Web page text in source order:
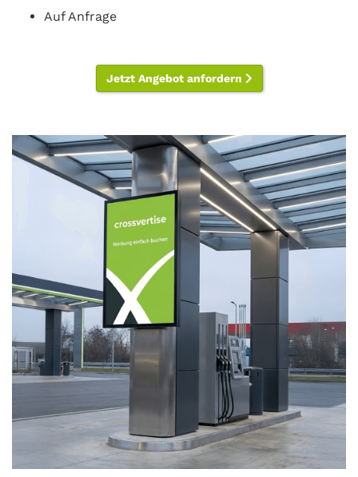
Auf Anfrage
Jetzt Angebot anfordern